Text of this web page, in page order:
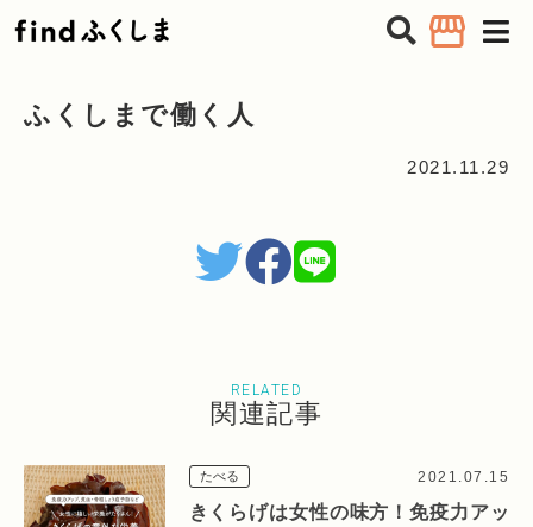
ふくしまで働く人
2021.11.29
RELATED
関連記事
たべる 2021.07.15
きくらげは女性の味方！免疫力アッ